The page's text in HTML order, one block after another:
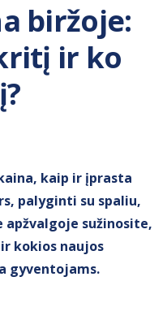
biržoje:
ir ko
kaip ir įprasta
palyginti su spaliu,
apžvalgoje sužinosite,
kokios naujos
gyventojams.